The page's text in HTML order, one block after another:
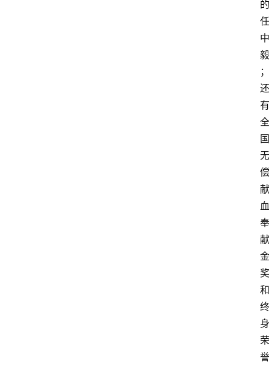
的
任
中
毅
；
还
有
全
国
无
偿
献
血
奉
献
金
奖
和
终
身
荣
誉